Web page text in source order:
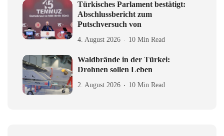
Türkisches Parlament bestätigt:
Abschlussbericht zum
Putschversuch von
4. August 2026 10 Min Read
Waldbrände in der Türkei:
Drohnen sollen Leben
2. August 2026 10 Min Read